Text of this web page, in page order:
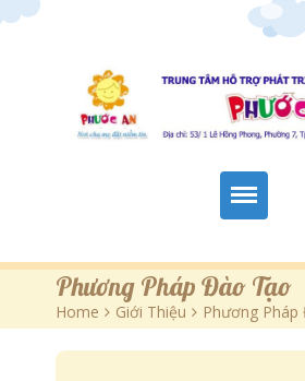
Trang Chủ
Giới Thiệu
Phương Pháp Đào Tạo
Home > Giới Thiệu > Phương